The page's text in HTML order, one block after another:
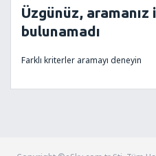
Üzgünüz, aramanız
bulunamadı
Farklı kriterler aramayı deneyin